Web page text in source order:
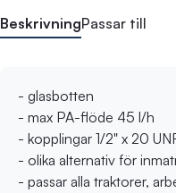
BeskrivningPassar till
- glasbotten
- max PA-flöde 45 l/h
- kopplingar 1/2" x 20
- olika alternativ för
- passar alla traktorer,